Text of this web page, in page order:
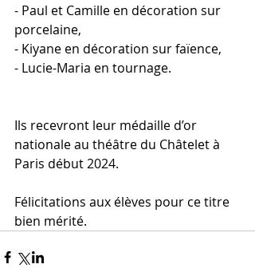
- Paul et Camille en décoration sur
porcelaine,
- Kiyane en décoration sur faïence,
- Lucie-Maria en tournage.
Ils recevront leur médaille d’or
nationale au théâtre du Châtelet à
Paris début 2024.
Félicitations aux élèves pour ce titre
bien mérité.